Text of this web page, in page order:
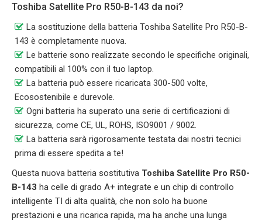
Toshiba Satellite Pro R50-B-143 da noi?
La sostituzione della batteria Toshiba Satellite Pro R50-B-
143 è completamente nuova.
Le batterie sono realizzate secondo le specifiche originali,
compatibili al 100% con il tuo laptop.
La batteria può essere ricaricata 300-500 volte,
Ecosostenibile e durevole.
Ogni batteria ha superato una serie di certificazioni di
sicurezza, come CE, UL, ROHS, ISO9001 / 9002.
La batteria sarà rigorosamente testata dai nostri tecnici
prima di essere spedita a te!
Questa nuova batteria sostitutiva Toshiba Satellite Pro R50-
B-143 ha celle di grado A+ integrate e un chip di controllo
intelligente TI di alta qualità, che non solo ha buone
prestazioni e una ricarica rapida, ma ha anche una lunga